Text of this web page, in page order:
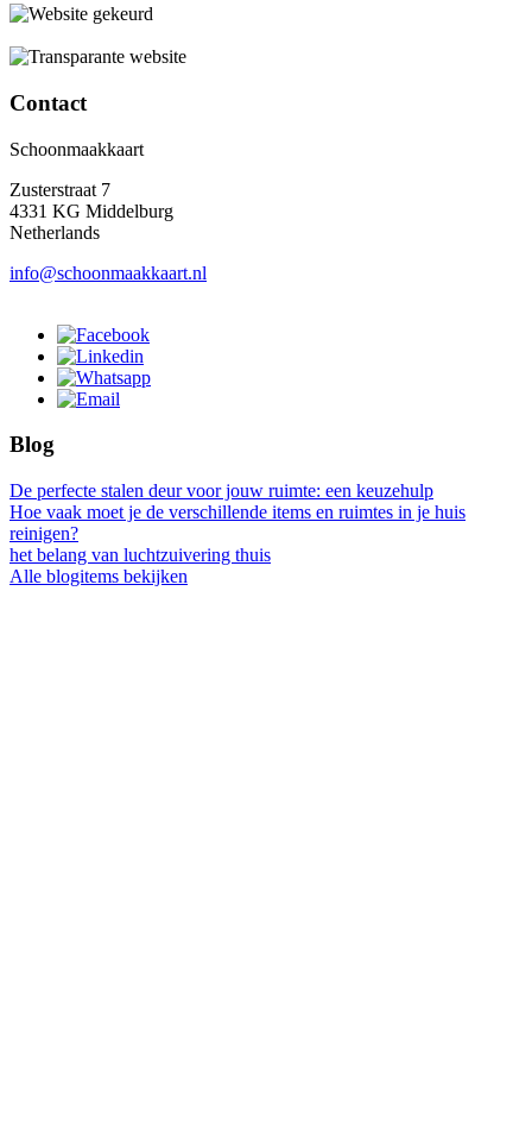
Contact
Schoonmaakkaart
Zusterstraat 7
4331 KG Middelburg
Netherlands
info@schoonmaakkaart.nl
Blog
De perfecte stalen deur voor jouw ruimte: een keuzehulp
Hoe vaak moet je de verschillende items en ruimtes in je huis
reinigen?
het belang van luchtzuivering thuis
Alle blogitems bekijken